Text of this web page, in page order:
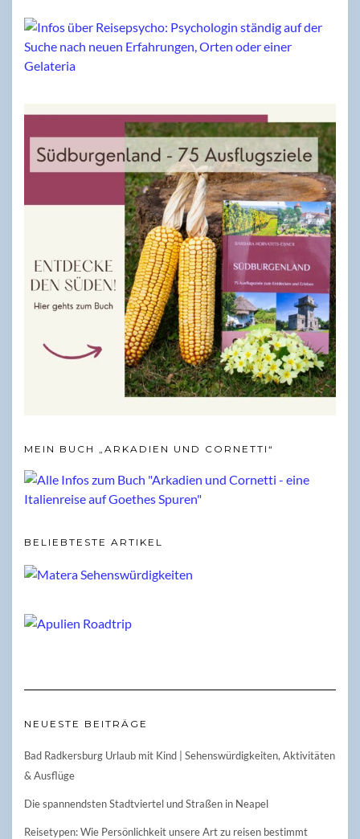
MEIN BUCH „ARKADIEN UND CORNETTI“
BELIEBTESTE ARTIKEL
NEUESTE BEITRÄGE
Bad Radkersburg Urlaub mit Kind | Sehenswürdigkeiten, Aktivitäten
& Ausflüge
Die spannendsten Stadtviertel und Straßen in Neapel
Reisetypen: Wie Persönlichkeit unsere Art zu reisen bestimmt